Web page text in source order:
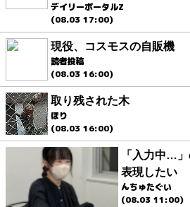
デイリーポータルZ
(08.03 17:00)
現役、コスモスの自販機
読者投稿
(08.03 16:00)
取り残された木
ほり
(08.03 16:00)
「入力中…
表現したい
んちゅたぐい
(08.03 11:00)